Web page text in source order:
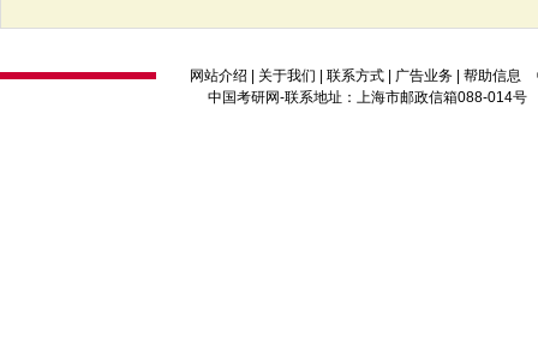
网站介绍 关于我们 联系方式 广告业务 帮助信息
中国考研网-联系地址：上海市邮政信箱088-014